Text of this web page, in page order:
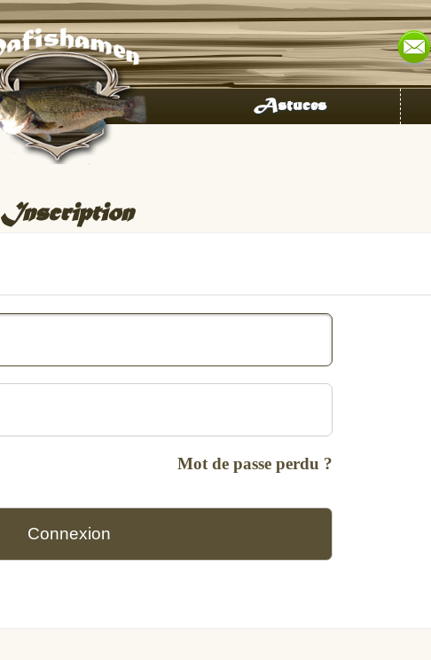
Astuces
Inscription
Mot de passe perdu ?